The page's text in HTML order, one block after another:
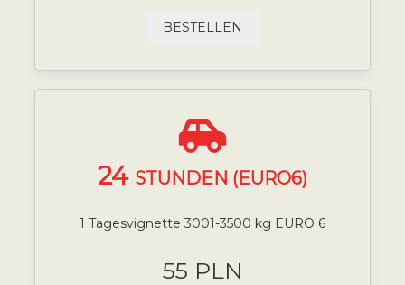
BESTELLEN
24 STUNDEN (EURO6)
1 Tagesvignette 3001-3500 kg EURO 6
55 PLN